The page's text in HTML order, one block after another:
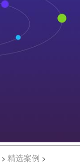
> 精选案例 >